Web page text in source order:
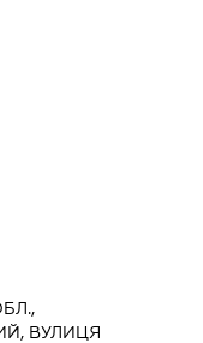
ВУЛИЦЯ